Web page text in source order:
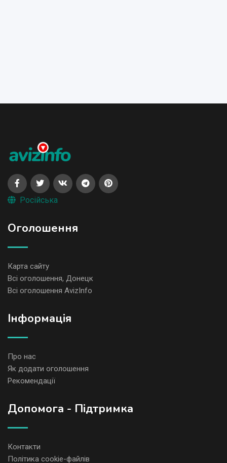
Російська
Оголошення
Карта сайту
Всі оголошення, Донецк
Всі оголошення AvizInfo
Iнформація
Про нас
Як додати оголошення
Рекомендації
Допомога - Підтримка
Контакти
Політика cookie-файлів